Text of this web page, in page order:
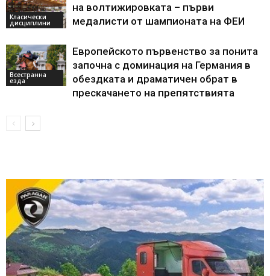
Класически
дисциплини
на волтижировката – първи
медалисти от шампионата на ФЕИ
Всестранна
езда
Европейското първенство за понита
започна с доминация на Германия в
обездката и драматичен обрат в
прескачането на препятствията